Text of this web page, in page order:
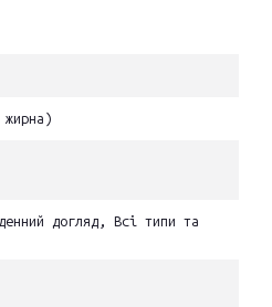
жирна)
догляд, Всі типи та